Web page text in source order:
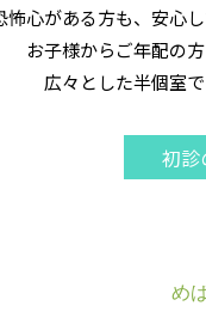
怖心がある方も、安心
お子様からご年配の
広々とした半個室
初診
め